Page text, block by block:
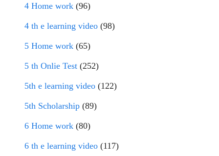
4 Home work (96)
4 th e learning video (98)
5 Home work (65)
5 th Onlie Test (252)
5th e learning video (122)
5th Scholarship (89)
6 Home work (80)
6 th e learning video (117)